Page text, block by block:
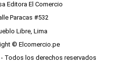
Editora El Comercio
Paracas #532
Libre, Lima
© Elcomercio.pe
- Todos los derechos reservados